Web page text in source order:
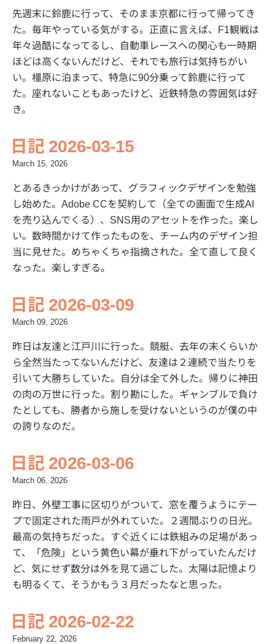
先週末に鈴鹿に行って、そのまま京都に行って帰ってき
た。毎年やっている気がする。正直に言えば、F1観戦は
年々過酷になってるし、自動車レースへの関心も一時期
ほどは高くないんだけど、それでも旅行は気持ちがい
い。橿原に泊まって、特急に90分乗って鈴鹿に行って
た。座れないこともあったけど、近鉄特急の雰囲気は好
き。
日記 2026-03-15
March 15, 2026
とあるきっかけがあって、グラフィックデザインを勉強
し始めた。Adobe CCを契約して（全ての画面で生成AI
を売り込んでくる）、SNS用のアセットを作った。楽し
い。数時間かけて作ったものを、チーム内のデザイン担
当に見せた。めちゃくちゃ指摘された。全て直して良く
なった。楽しすぎる。
日記 2026-03-09
March 09, 2026
昨日は友達と江戸川に行った。競艇、去年の末くらいか
ら全然当たってないんだけど、友達は２連続で当たりを
引いて大勝ちしていた。自分は全て外した。帰りに神田
の肉の万世に行った。割り勘にした。ギャンブルで負け
たとしても、勝者から施しを受けないというのが僕の中
の誇りなのだ。
日記 2026-03-06
March 06, 2026
昨日、外壁工事に区切りがついて、窓を覆うようにテー
プで固定された雨戸が外れていた。２週間ぶりの日光。
最高の気持ちだった。すぐ近くには鉄組みの足場があっ
て、「危険」という黄色い幕が垂れ下がっていたんだけ
ど、気にせず数分は外を見て過ごした。太陽は記憶より
も明るくて、そうかもう３月だったなと思った。
日記 2026-02-22
February 22, 2026